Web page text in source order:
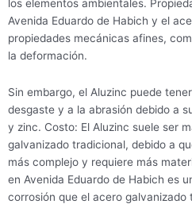
los elementos ambientales.
Avenida Eduardo de Habich y el
propiedades mecánicas afines,
la deformación.
Sin embargo, el Aluzinc puede
desgaste y a la abrasión debido a
y zinc. Costo: El Aluzinc suele ser
galvanizado tradicional, debido a
más complejo y requiere más
en Avenida Eduardo de Habich es
corrosión que el acero